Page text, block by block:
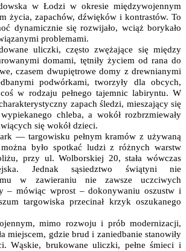
w Łodzi w okresie międzywojennym
życia, zapachów, dźwięków i kontrastów. To
dynamicznie się rozwijało, wciąż borykało
problemami.
uliczki, często zwężające się między
domami, tętniły życiem od rana do
czasem dwupiętrowe domy z drewnianymi
podwórkami, tworzyły dla obcych,
w rodzaju pełnego tajemnic labiryntu. W
zapach śledzi, mieszający się
chleba, a wokół rozbrzmiewały
się wokół dzieci.
— targowisku pełnym kramów z używaną
było spotkać ludzi z różnych warstw
przy ul. Wolborskiej 20, stała wówczas
Jednak sąsiedztwo świątyni nie
w zawieraniu nie zawsze uczciwych
– mówiąc wprost – dokonywaniu oszustw i
targowiska przecinał krzyk oszukanego
mimo rozwoju i prób modernizacji,
miejscem, gdzie brud i zaniedbanie stanowiły
Wąskie, brukowane uliczki, pełne śmieci i